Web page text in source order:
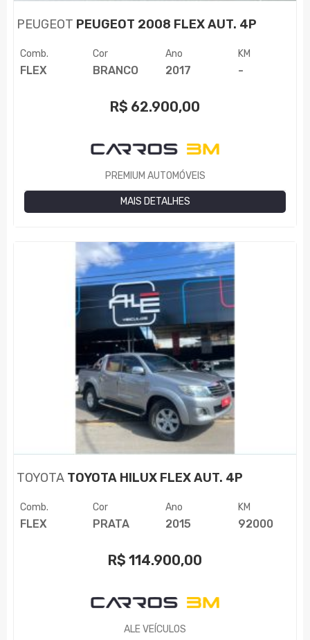
PEUGEOT PEUGEOT 2008 FLEX AUT. 4P
Comb.
FLEX
Cor
BRANCO
Ano
2017
KM
-
R$ 62.900,00
PREMIUM AUTOMÓVEIS
MAIS DETALHES
TOYOTA TOYOTA HILUX FLEX AUT. 4P
Comb.
FLEX
Cor
PRATA
Ano
2015
KM
92000
R$ 114.900,00
ALE VEÍCULOS